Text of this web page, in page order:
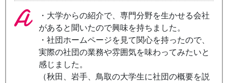
・大学からの紹介で、専門分野を生かせる会社
があると聞いたので興味を持ちました。
・社団ホームページを見て関心を持ったので、
実際の社団の業務や雰囲気を味わってみたいと
感じました。
（秋田、岩手、鳥取の大学生に社団の概要を説